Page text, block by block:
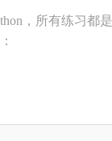
，所有练习都